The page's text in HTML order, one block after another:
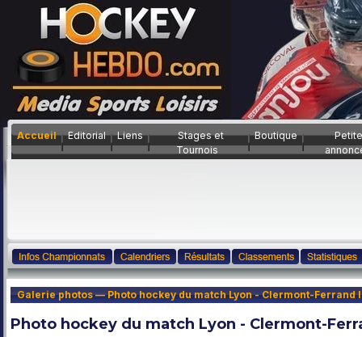
Accueil Editorial Liens
Stages et
Tournois
Boutique
Galerie photos — Photo hockey du match Lyon - Clermont-Ferrand
Photo hockey du match Lyon - Clermont-